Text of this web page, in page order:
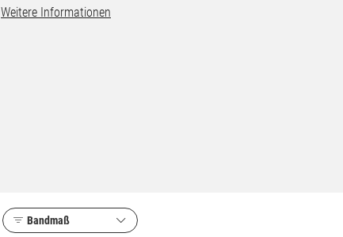
Weitere Informationen
Bandmaß